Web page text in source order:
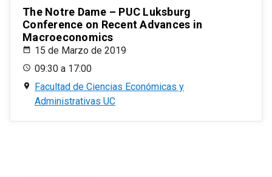
The Notre Dame – PUC Luksburg
Conference on Recent Advances in
Macroeconomics
15 de Marzo de 2019
09:30 a 17:00
Facultad de Ciencias Económicas y
Administrativas UC